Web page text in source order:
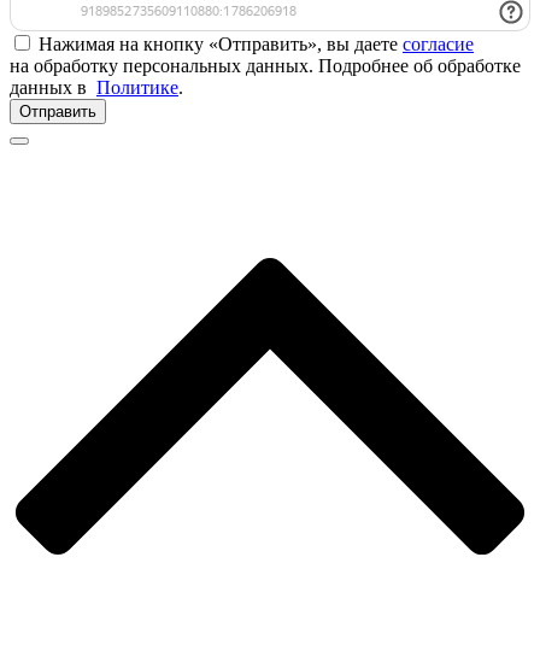
Нажимая на кнопку «Отправить», вы даете согласие
на обработку персональных данных. Подробнее об обработке
данных в Политике.
Отправить